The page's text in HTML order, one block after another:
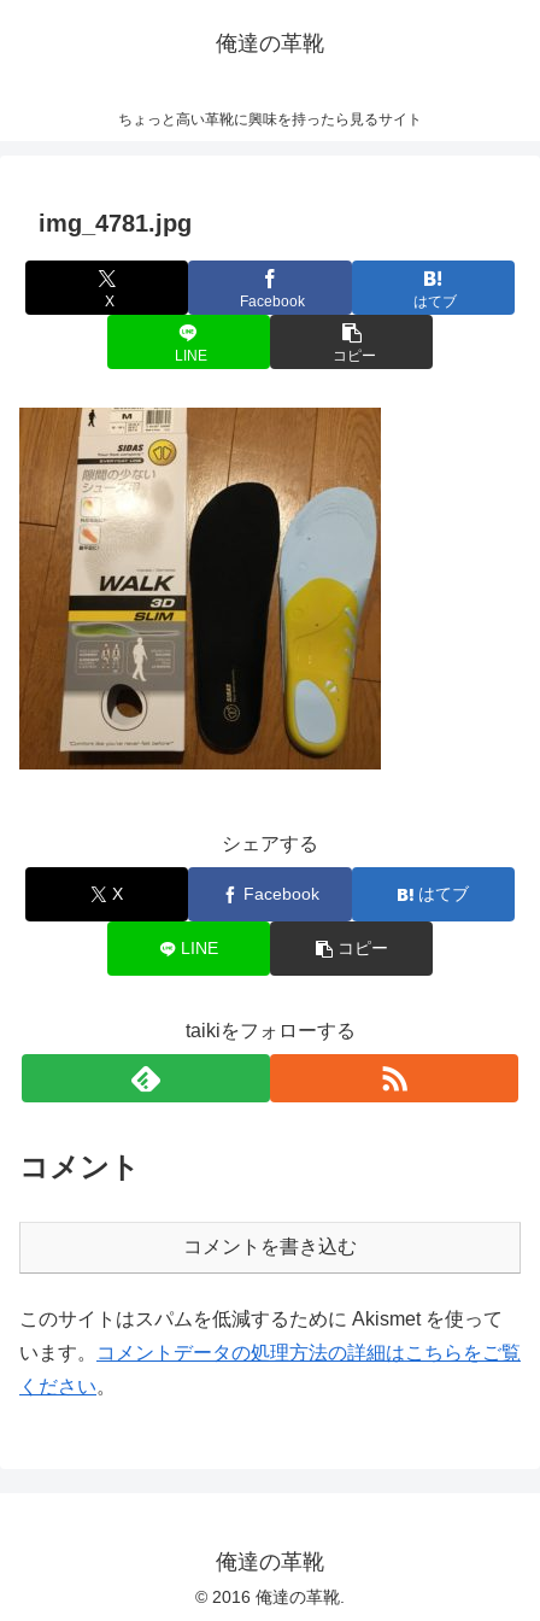
俺達の革靴
ちょっと高い革靴に興味を持ったら見るサイト
img_4781.jpg
X Facebook はてブ
LINE コピー
シェアする
X Facebook はてブ
LINE コピー
taikiをフォローする
コメント
コメントを書き込む
このサイトはスパムを低減するために Akismet を使って
います。
コメントデータの処理方法の詳細はこちらをご覧
ください。
俺達の革靴
© 2016 俺達の革靴.